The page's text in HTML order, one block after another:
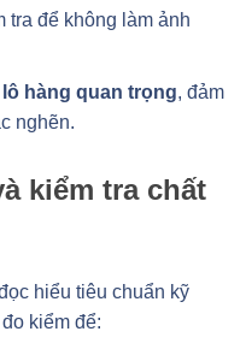
tra để không làm ảnh
hàng quan trọng, đảm
nghẽn.
kiểm tra chất
hiểu tiêu chuẩn kỹ
kiểm để: